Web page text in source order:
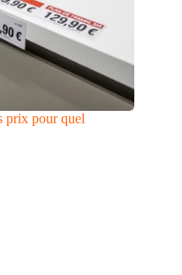
prix pour quel